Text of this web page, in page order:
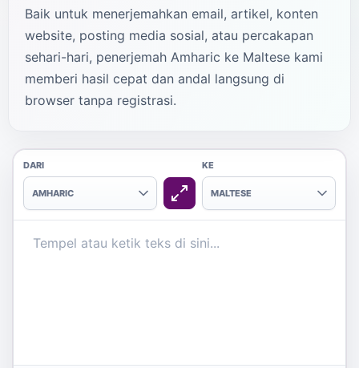
Baik untuk menerjemahkan email, artikel, konten
website, posting media sosial, atau percakapan
sehari-hari, penerjemah Amharic ke Maltese kami
memberi hasil cepat dan andal langsung di
browser tanpa registrasi.
DARI
AMHARIC
KE
MALTESE